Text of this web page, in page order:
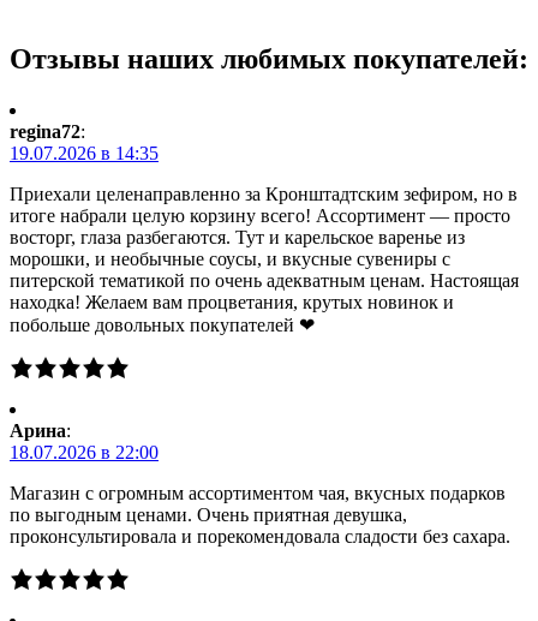
Отзывы наших любимых покупателей:
regina72:
19.07.2026 в 14:35
Приехали целенаправленно за Кронштадтским зефиром, но в
итоге набрали целую корзину всего! Ассортимент — просто
восторг, глаза разбегаются. Тут и карельское варенье из
морошки, и необычные соусы, и вкусные сувениры с
питерской тематикой по очень адекватным ценам. Настоящая
находка! Желаем вам процветания, крутых новинок и
побольше довольных покупателей ❤
Арина:
18.07.2026 в 22:00
Магазин с огромным ассортиментом чая, вкусных подарков
по выгодным ценами. Очень приятная девушка,
проконсультировала и порекомендовала сладости без сахара.